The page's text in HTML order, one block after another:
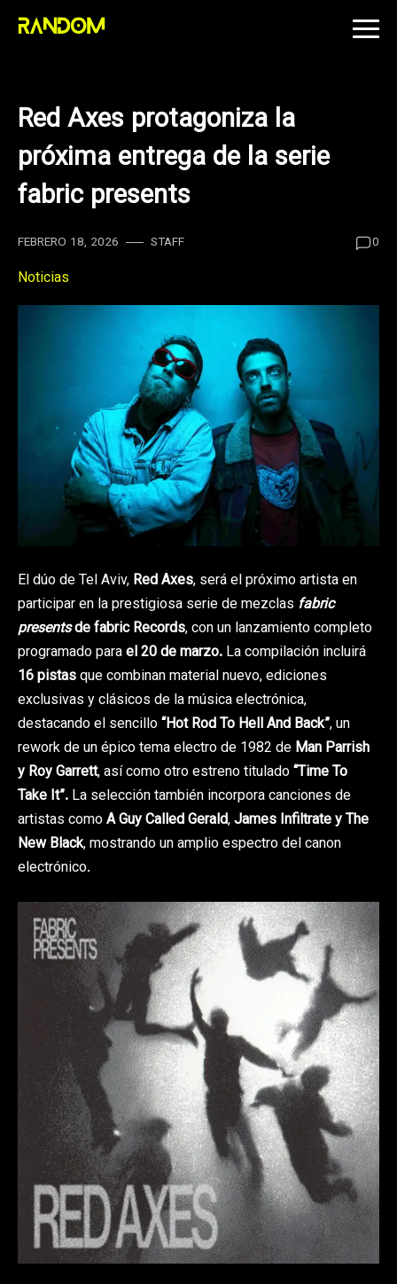
Skip
Red Axes protagoniza la
próxima entrega de la serie
fabric presents
FEBRERO 18, 2026 STAFF 0
Noticias
El dúo de Tel Aviv, Red Axes, será el próximo artista en
participar en la prestigiosa serie de mezclas fabric
presentsde fabric Records, con un lanzamiento completo
programado parael 20 de marzo. La compilación incluirá
16 pistasque combinan material nuevo, ediciones
exclusivas y clásicos de la música electrónica,
destacando el sencillo“Hot Rod To Hell And Back”, un
rework de un épico tema electro de 1982 de Man Parrish
y Roy Garrett, así como otro estreno titulado“Time To
Take It”. La selección también incorpora canciones de
artistas comoA Guy Called Gerald,James Infiltrate y The
New Black, mostrando un amplio espectro del canon
electrónico.